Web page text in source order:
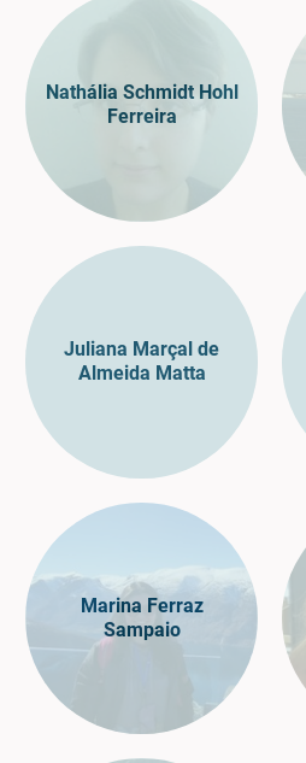
Nathália Schmidt Hohl
Ferreira
Juliana Marçal de
Almeida Matta
Marina Ferraz
Sampaio